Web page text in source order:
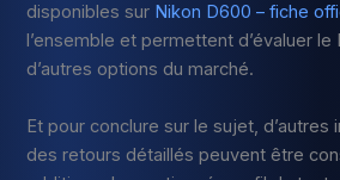
disponibles sur Nikon D600 – fiche
l’ensemble et permettent d’évaluer
d’autres options du marché.
Et pour conclure sur le sujet,
des retours détaillés peuvent être